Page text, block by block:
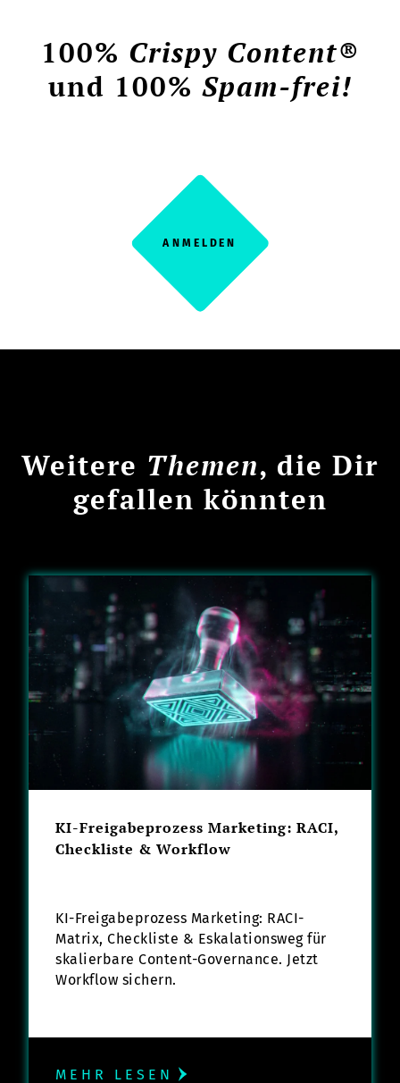
100% Crispy Content®
und 100% Spam-frei!
ANMELDEN
Weitere Themen, die Dir
gefallen könnten
KI-Freigabeprozess Marketing: RACI,
Checkliste & Workflow
KI-Freigabeprozess Marketing: RACI-
Matrix, Checkliste & Eskalationsweg für
skalierbare Content-Governance. Jetzt
Workflow sichern.
MEHR LESEN